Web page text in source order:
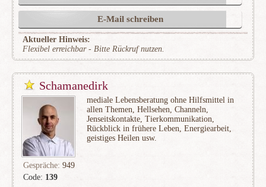
E-Mail schreiben
Aktueller Hinweis:
Flexibel erreichbar - Bitte Rückruf nutzen.
Schamanedirk
Code: 139
mediale Lebensberatung ohne Hilfsmittel in
allen Themen, Hellsehen, Channeln,
Jenseitskontakte, Tierkommunikation,
Rückblick in frühere Leben, Energiearbeit,
geistiges Heilen usw.
Gespräche: 949